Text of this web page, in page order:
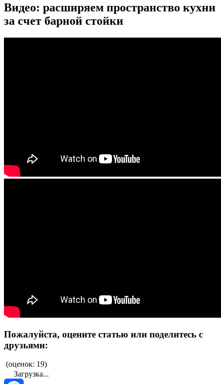
Видео: расширяем пространство кухни
за счет барной стойки
Пожалуйста, оцените статью или поделитесь с
друзьями:
(оценок: 19)
Загрузка...